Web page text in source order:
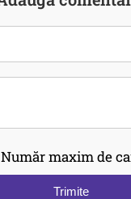
maxim de
Trimite